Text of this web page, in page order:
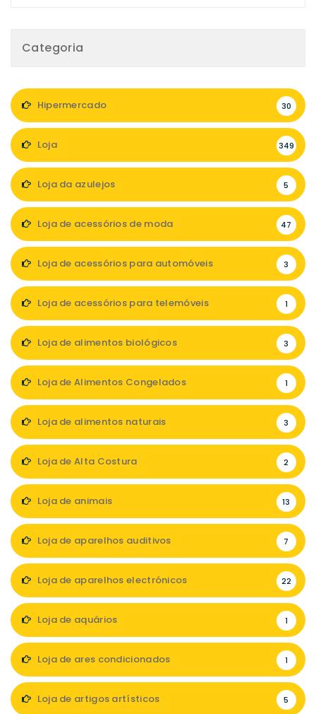
Categoria
Hipermercado 30
Loja 349
Loja da azulejos 5
Loja de acessórios de moda 47
Loja de acessórios para automóveis 3
Loja de acessórios para telemóveis 1
Loja de alimentos biológicos 3
Loja de Alimentos Congelados 1
Loja de alimentos naturais 3
Loja de Alta Costura 2
Loja de animais 13
Loja de aparelhos auditivos 7
Loja de aparelhos electrónicos 22
Loja de aquários 1
Loja de ares condicionados 1
Loja de artigos artísticos 5